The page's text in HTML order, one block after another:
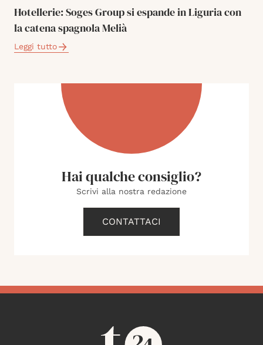
Hotellerie: Soges Group si espande in Liguria con
la catena spagnola Melià
Leggi tutto
Hai qualche consiglio?
Scrivi alla nostra redazione
CONTATTACI